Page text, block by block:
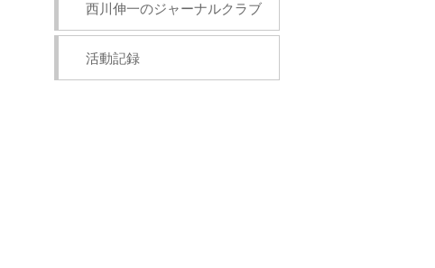
西川伸一のジャーナルクラブ
活動記録